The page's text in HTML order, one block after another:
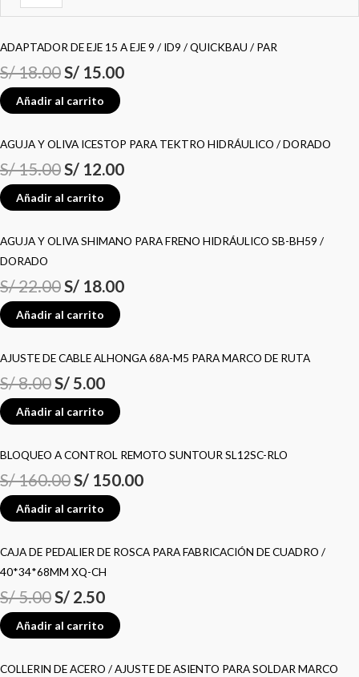
ADAPTADOR DE EJE 15 A EJE 9 / ID9 / QUICKBAU / PAR
S/18.00S/ 15.00
Añadir al carrito
AGUJA Y OLIVA ICESTOP PARA TEKTRO HIDRÁULICO / DORADO
S/15.00S/ 12.00
Añadir al carrito
AGUJA Y OLIVA SHIMANO PARA FRENO HIDRÁULICO SB-BH59 /
DORADO
S/22.00S/ 18.00
Añadir al carrito
AJUSTE DE CABLE ALHONGA 68A-M5 PARA MARCO DE RUTA
S/8.00S/5.00
Añadir al carrito
BLOQUEO A CONTROL REMOTO SUNTOUR SL12SC-RLO
S/160.00S/ 150.00
Añadir al carrito
CAJA DE PEDALIER DE ROSCA PARA FABRICACIÓN DE CUADRO /
40*34*68MM XQ-CH
S/5.00S/ 2.50
Añadir al carrito
COLLERIN DE ACERO / AJUSTE DE ASIENTO PARA SOLDAR MARCO